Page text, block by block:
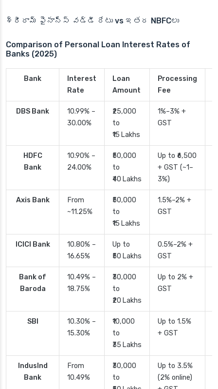
శ్రీరామ్ ఫైనాన్స్ వడ్డీ రేటు vs ఇతర NBFCలు
Comparison of Personal Loan Interest Rates of
Banks (2025)
Bank
Interest
Rate
Loan
Amount
Processing
Fee
DBS Bank
10.99% –
30.00%
₹25,000
to
₹15 Lakhs
1%–3% +
GST
HDFC
Bank
10.90% –
24.00%
₹50,000
to
₹40 Lakhs
Up to ₹6,500
+ GST (~1–
3%)
Axis Bank
From
~11.25%
₹50,000
to
₹15 Lakhs
1.5%–2% +
GST
ICICI Bank
10.80% –
16.65%
Up to
₹50 Lakhs
0.5%–2% +
GST
Bank of
Baroda
10.49% –
18.75%
₹30,000
to
₹20 Lakhs
Up to 2% +
GST
SBI
10.30% –
15.30%
₹10,000
to
₹35 Lakhs
Up to 1.5%
+ GST
IndusInd
Bank
From
10.49%
₹30,000
to
Up to 3.5%
(2% online)